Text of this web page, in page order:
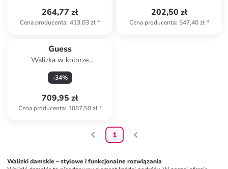
264,77 zł
Cena producenta: 413,03 zł*
202,50 zł
Cena producenta: 547,40 zł*
Guess
Walizka w kolorze
szarobrązowym - 32 x 53 x 22
cm
-34%
709,95 zł
Cena producenta: 1087,50 zł*
1
Walizki damskie – stylowe i funkcjonalne rozwiązania